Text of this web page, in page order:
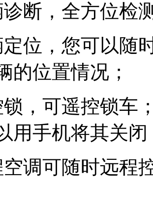
断，全方位检
位，您可以随
的位置情况；
，可遥控锁车
用手机将其关闭
空调可随时远程